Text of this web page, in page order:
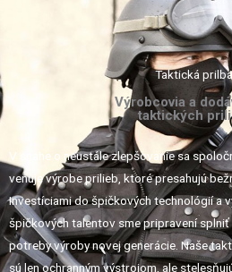
Taktická
Výrobcovia a
taktických
V snahe o neustále zlepšovanie sa
venuje výrobe prilieb, ktoré presahujú
Investíciami do špičkových technológií a
špičkových talentov sme pripravení splniť
potreby výroby novej generácie. Naše
sú len ochranným výstrojom, ale